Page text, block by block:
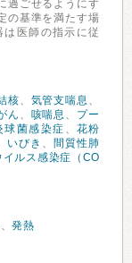
過ごせるようにす
の基準を満たす場
医師の指示に従
核、 気管支喘息 、
ん 、 咳喘息 、 プー
球菌感染症 、 花粉
いびき 、 間質性肺
ルス感染症（CO
、発熱